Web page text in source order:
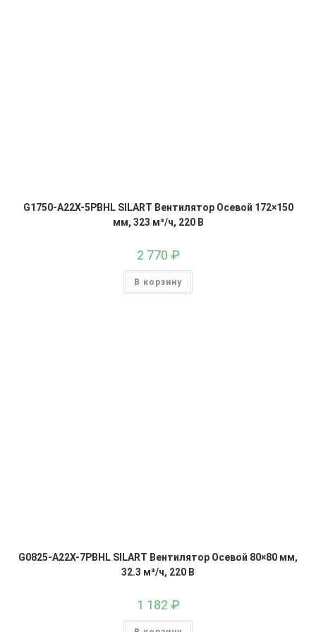
G1750-A22X-5PBHL SILART Вентилятор Осевой 172×150
мм, 323 м³/ч, 220 В
2 770 ₽
В корзину
G0825-A22X-7PBHL SILART Вентилятор Осевой 80×80 мм,
32.3 м³/ч, 220 В
1 182 ₽